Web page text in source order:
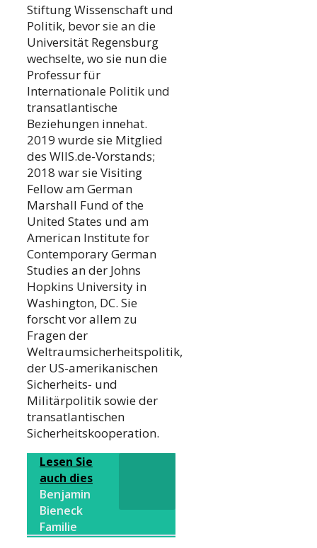
Stiftung Wissenschaft und
Politik, bevor sie an die
Universität Regensburg
wechselte, wo sie nun die
Professur für
Internationale Politik und
transatlantische
Beziehungen innehat.
2019 wurde sie Mitglied
des WIIS.de-Vorstands;
2018 war sie Visiting
Fellow am German
Marshall Fund of the
United States und am
American Institute for
Contemporary German
Studies an der Johns
Hopkins University in
Washington, DC. Sie
forscht vor allem zu
Fragen der
Weltraumsicherheitspolitik,
der US-amerikanischen
Sicherheits- und
Militärpolitik sowie der
transatlantischen
Sicherheitskooperation.
Lesen Sie
auch dies
Benjamin
Bieneck
Familie